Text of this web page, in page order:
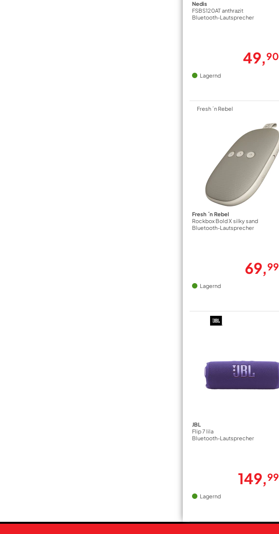
Nedis
FSBS120AT anthrazit
Bluetooth-Lautsprecher
49,90
Lagernd
Fresh ´n Rebel
Fresh ´n Rebel
Rockbox Bold X silky sand
Bluetooth-Lautsprecher
69,99
Lagernd
JBL
Flip 7 lila
Bluetooth-Lautsprecher
149,99
Lagernd